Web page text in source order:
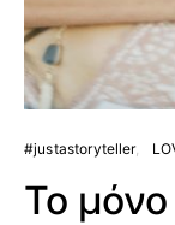
#justastoryteller
Το μόνο